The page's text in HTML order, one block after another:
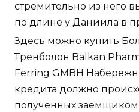
стремительно из него
по длине у Даниила в
Здесь можно купить
Тренболон Balkan
Ferring GMBH
кредита должно
полученных заемщиком